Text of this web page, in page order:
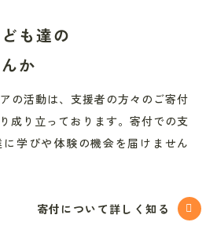
も達の
か
の活動は、支援者の方々のご寄付
成り立っております。寄付での支
学びや体験の機会を届けません
寄付について詳しく知る